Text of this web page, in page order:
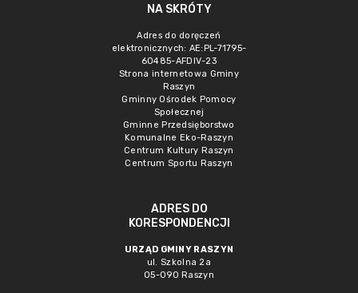
NA SKRÓTY
Adres do doręczeń
elektronicznych: AE:PL-71795-
60485-AFDIV-23
Strona internetowa Gminy
Raszyn
Gminny Ośrodek Pomocy
Społecznej
Gminne Przedsięborstwo
Komunalne Eko-Raszyn
Centrum Kultury Raszyn
Centrum Sportu Raszyn
ADRES DO
KORESPONDENCJI
URZĄD GMINY RASZYN
ul. Szkolna 2a
05-090 Raszyn